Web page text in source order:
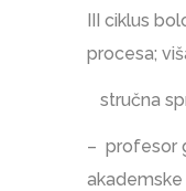
III ciklus
procesa;
stručna
– profesor